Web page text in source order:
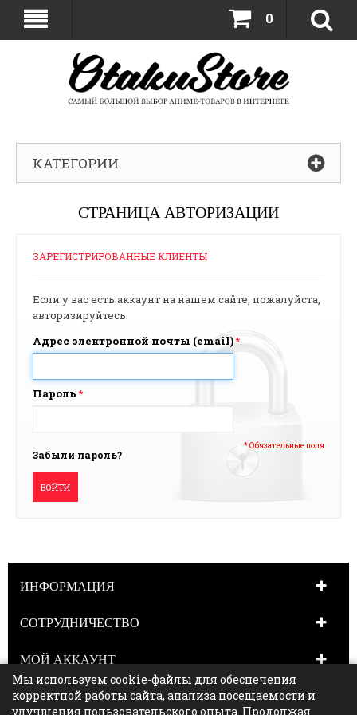
0
КАТЕГОРИИ
СТРАНИЦА АВТОРИЗАЦИИ
ЗАРЕГИСТРИРОВАННЫЕ КЛИЕНТЫ
Если у вас есть аккаунт на нашем сайте, пожалуйста,
авторизируйтесь.
*
Адрес электронной почты (email)
*
Пароль
* Обязательные поля
Забыли пароль?
ВОЙТИ
ИНФОРМАЦИЯ
СОТРУДНИЧЕСТВО
МОЙ АККАУНТ
НАШИ ПАРТНЁРЫ
Мы используем cookie-файлы для обеспечения
корректной работы сайта, анализа посещаемости и
улучшения пользовательского опыта. Продолжая